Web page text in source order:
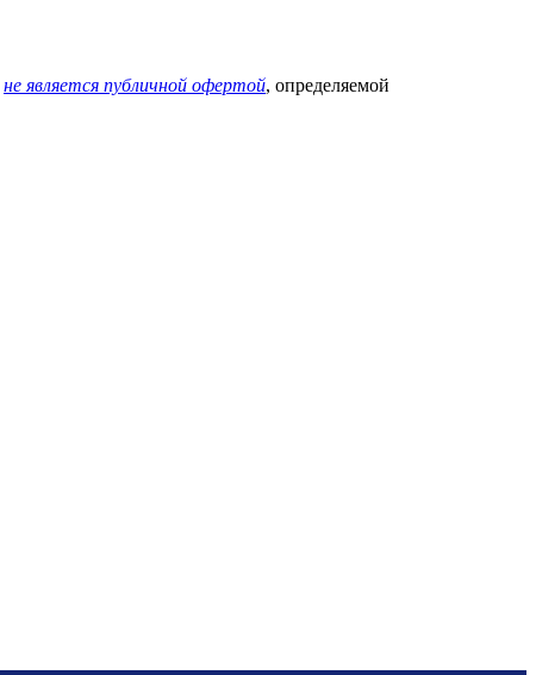
не является публичной офертой, определяемой